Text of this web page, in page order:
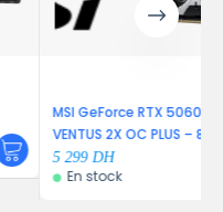
MSI GeForce RTX 5060 Ti
VENTUS 2X OC PLUS – 8G
5 299 DH
En stock